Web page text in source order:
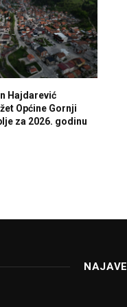
Hajdarević
Općine Gornji
za 2026. godinu
NAJAVE